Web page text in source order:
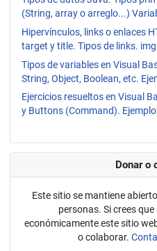
(String, array o arreglo...)
Hipervínculos, links o enlaces
target y title. Tipos de links.
Tipos de variables en Visual
String, Object, Boolean, etc.
Ejercicios resueltos en Visual
y Buttons (Command).
Donar o
Este sitio se mantiene
personas. Si crees
económicamente este sitio
o colaborar.